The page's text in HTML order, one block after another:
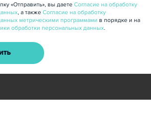
«Отправить», вы даете Согласие на обработку
, а также Согласие на обработку
метрическими программами в порядке и на
обработки персональных данных.